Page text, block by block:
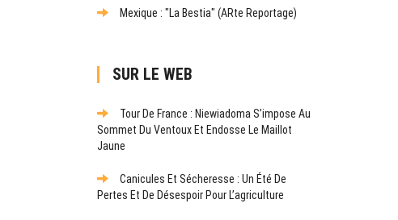
Mexique : "La Bestia" (ARte Reportage)
SUR LE WEB
Tour De France : Niewiadoma S’impose Au
Sommet Du Ventoux Et Endosse Le Maillot
Jaune
Canicules Et Sécheresse : Un Été De
Pertes Et De Désespoir Pour L’agriculture